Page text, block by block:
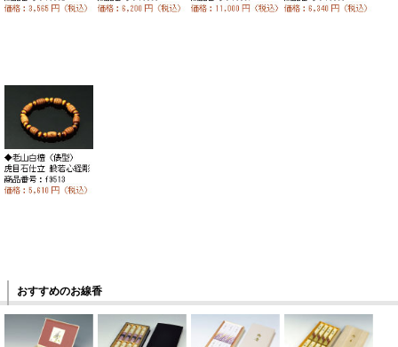
おすすめのお線香